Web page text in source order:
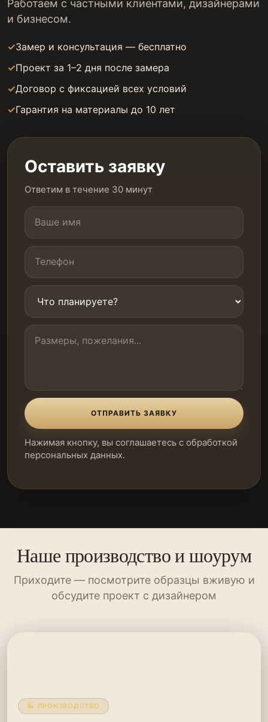
Работаем с частными клиентами, дизайнерами
и бизнесом.
Замер и консультация — бесплатно
Проект за 1–2 дня после замера
Договор с фиксацией всех условий
Гарантия на материалы до 10 лет
Оставить заявку
Ответим в течение 30 минут
ОТПРАВИТЬ ЗАЯВКУ
Нажимая кнопку, вы соглашаетесь с обработкой
персональных данных.
Наше производство и шоурум
Приходите — посмотрите образцы вживую и
обсудите проект с дизайнером
🏭 ПРОИЗВОДСТВО